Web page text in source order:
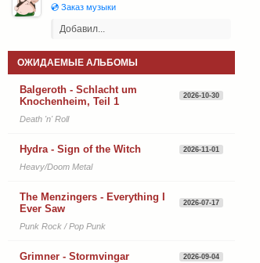
💿 Заказ музыки
Добавил...
ОЖИДАЕМЫЕ АЛЬБОМЫ
Balgeroth - Schlacht um
Knochenheim, Teil 1
2026-10-30
Death 'n' Roll
Hydra - Sign of the Witch 2026-11-01
Heavy/Doom Metal
The Menzingers - Everything I
Ever Saw
2026-07-17
Punk Rock / Pop Punk
Grimner - Stormvingar 2026-09-04